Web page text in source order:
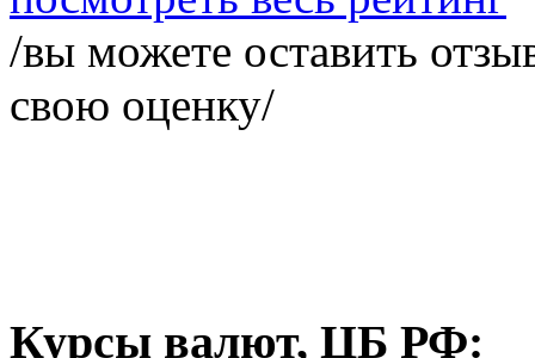
/вы можете оставить
свою оценку/
Курсы валют, ЦБ РФ: